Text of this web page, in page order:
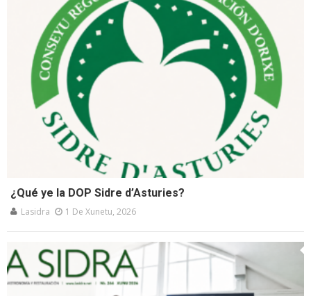
¿Qué ye la DOP Sidre d’Asturies?
Lasidra 1 De Xunetu, 2026